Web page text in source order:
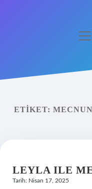
Yasal Uyarı
ETIKET: MECNUN
LEYLA ILE
Tarih: Nisan 17, 2025